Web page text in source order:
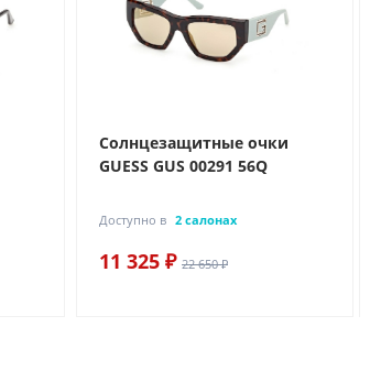
Солнцезащитные очки
GUESS GUS 00291 56Q
Доступно в 2 салонах
11 325 ₽ 22 650 ₽